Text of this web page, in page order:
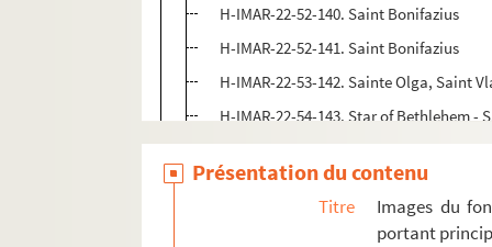
H-IMAR-22-52-140. Saint Bonifazius
H-IMAR-22-52-141. Saint Bonifazius
H-IMAR-22-53-142. Sainte Olga, Saint
H-IMAR-22-54-143. Star of Bethlehem
H-IMAR-22-54-144. Star of Bethlehem
H-IMAR-22-55-145. The might of
H-IMAR-22-55-146. The might of
Présentation du contenu
Titre
Images du
portant